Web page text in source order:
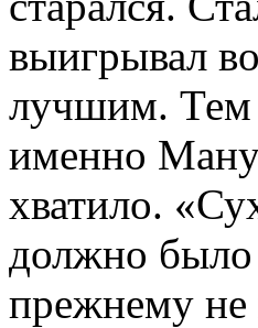
выигрывал
лучшим. Тем
именно
хватило.
должно было
прежнему не